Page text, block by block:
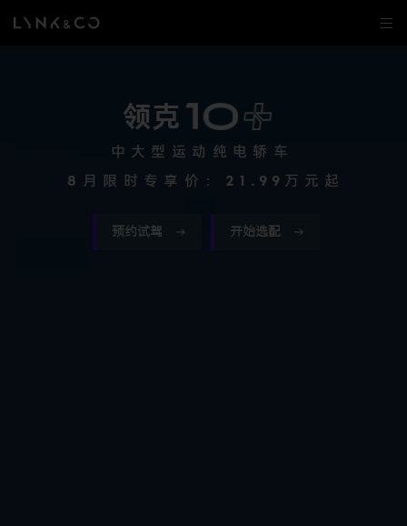
领克
中大型运动纯电轿车
8月限时专享价： 21.99 万元起
预约试驾 开始选配